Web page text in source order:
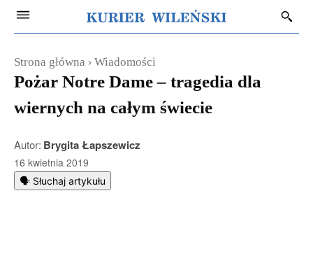
Strona główna Wiadomości
Pożar Notre Dame – tragedia dla
wiernych na całym świecie
Autor: Brygita Łapszewicz
16 kwietnia 2019
🗣️ Słuchaj artykułu